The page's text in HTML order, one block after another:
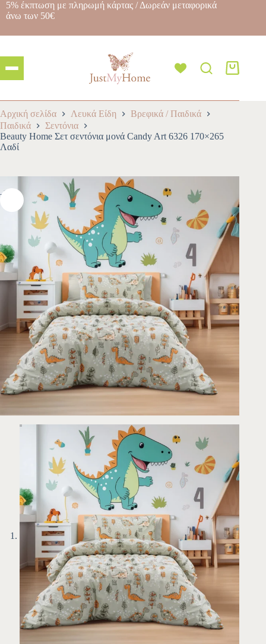
5% έκπτωση με πληρωμή κάρτας / Δωρεάν μεταφορικά
άνω των 50€
Αρχική σελίδα Λευκά Είδη
Βρεφικά / Παιδικά
Παιδικά
Σεντόνια
Beauty Home Σετ σεντόνια μονά Candy Art 6326 170×265
Λαδί
-10%